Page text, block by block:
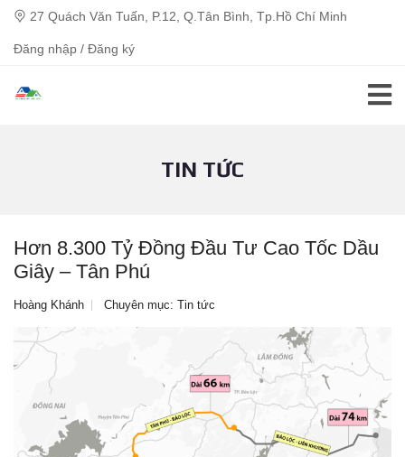
27 Quách Văn Tuấn, P.12, Q.Tân Bình, Tp.Hồ Chí Minh
Đăng nhập / Đăng ký
TIN TỨC
Hơn 8.300 Tỷ Đồng Đầu Tư Cao Tốc Dầu
Giây – Tân Phú
Hoàng Khánh Chuyên mục: Tin tức